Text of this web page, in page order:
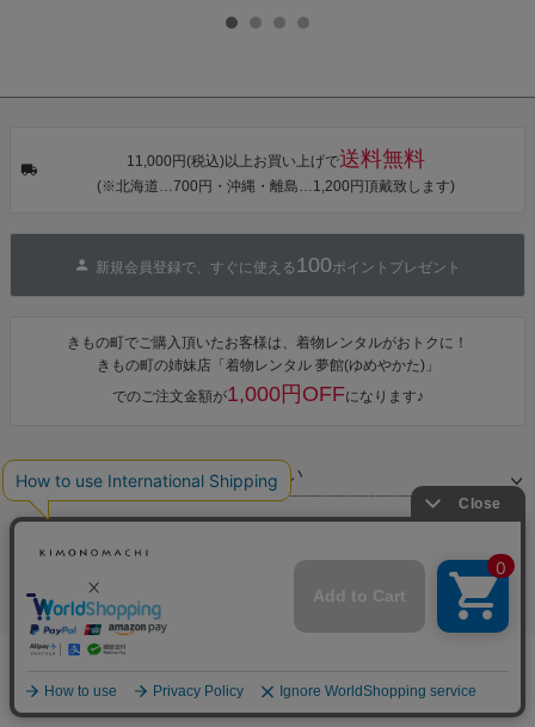
タン・夜の葉
カシュクール
ワンピース 簡
単着付け 大人
びあげ 和装 着
【メール便不
【メール便不
【メール便不
11,000円(税込)以上お買い上げで送料無料
(※北海道…700円・沖縄・離島…1,200円頂戴致します)
新規会員登録で、すぐに使える 100ポイントプレゼント
きもの町でご購入頂いたお客様は、着物レンタルがおトクに！
きもの町の姉妹店「着物レンタル 夢館(ゆめやかた)」
でのご注文金額が1,000円OFFになります♪
お支払い
特集ページ